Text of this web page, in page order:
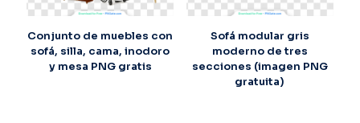
Conjunto de muebles con
sofá, silla, cama, inodoro
y mesa PNG gratis
Sofá modular gris
moderno de tres
secciones (imagen PNG
gratuita)